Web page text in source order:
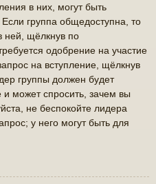
в них, могут быть
группа общедоступна, то
ней, щёлкнув по
одобрение на участие
на вступление, щёлкнув
группы должен будет
и может спросить, зачем вы
не беспокойте лидера
у него могут быть для